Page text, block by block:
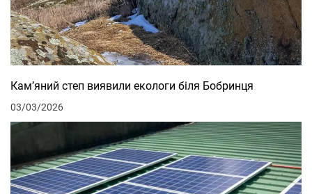
Кам’яний степ виявили екологи біля Бобринця
03/03/2026